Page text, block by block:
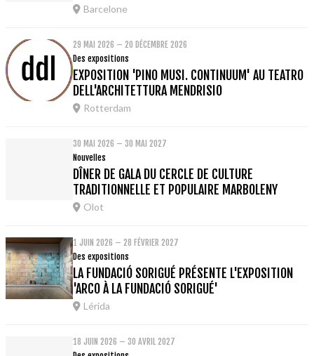
Barcelone
29 MAI 2026 – 20 DÉCEMBRE 2026
Des expositions
EXPOSITION 'PINO MUSI. CONTINUUM' AU TEATRO
DELL'ARCHITETTURA MENDRISIO
Rotterdam
30 MAI 2026 – 30 MAI 2027
Nouvelles
DÎNER DE GALA DU CERCLE DE CULTURE
TRADITIONNELLE ET POPULAIRE MARBOLENY
Olot
1 JUIN 2026 – 28 FÉVRIER 2027
Des expositions
LA FUNDACIÓ SORIGUÉ PRÉSENTE L'EXPOSITION
'ARCO À LA FUNDACIÓ SORIGUÉ'
Lérida
18 JUIN 2026 – 30 AVRIL 2027